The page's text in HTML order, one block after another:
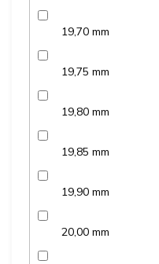
19,70 mm
19,75 mm
19,80 mm
19,85 mm
19,90 mm
20,00 mm